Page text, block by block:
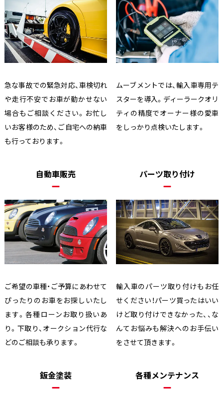
急な事故での緊急対応、車検切れ
や走行不安でお車が動かせない
場合もご相談ください。お忙し
いお客様のため、ご自宅への納車
も行っております。
ムーブメントでは、輸入車専用テ
スターを導入。ディーラークオリ
ティの精度でオーナー様の愛車
をしっかり点検いたします。
自動車販売
ご希望の車種・ご予算にあわせて
ぴったりのお車をお探しいたし
ます。各種ローンお取り扱いあ
り。下取り、オークション代行な
どのご相談も承ります。
パーツ取り付け
輸入車のパーツ取り付けもお任
せください！パーツ買ったはいい
けど取り付けできなかった、、な
んてお悩みも解決へのお手伝い
をさせて頂きます。
鈑金塗装 各種メンテナンス